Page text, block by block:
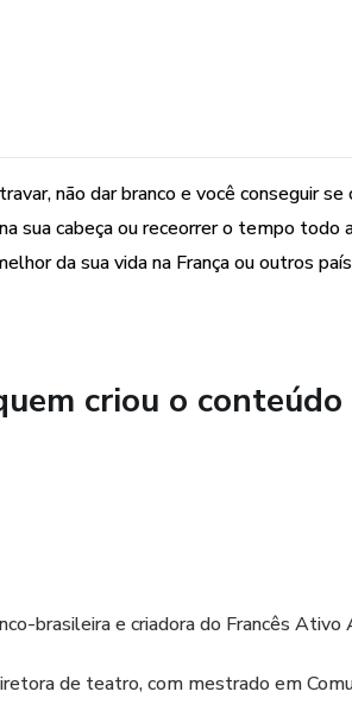
não dar branco e você conseguir
sua cabeça ou receorrer o tempo todo
da sua vida na França ou outros
criou o conteúdo
brasileira e criadora do Francês Ativo
de teatro, com mestrado em